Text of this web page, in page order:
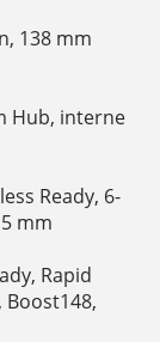
138 mm
Hub, interne
Ready, 6-
mm
Rapid
Boost148,